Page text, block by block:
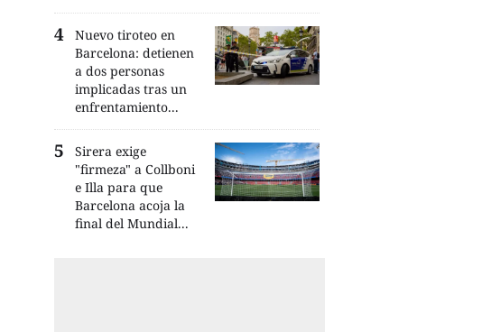
Nuevo tiroteo en
Barcelona: detienen
a dos personas
implicadas tras un
enfrentamiento...
Sirera exige
"firmeza" a Collboni
e Illa para que
Barcelona acoja la
final del Mundial...